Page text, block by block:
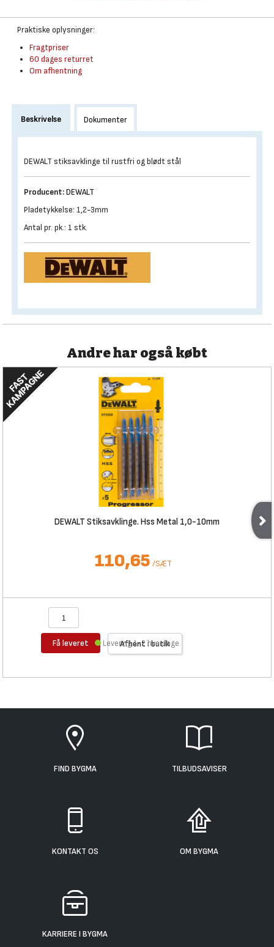
Praktiske oplysninger:
Fragtpriser
60 dages returret
Om afhentning
Beskrivelse Dokumenter
DEWALT stiksavklinge til rustfri og blødt stål
Producent:DEWALT
Pladetykkelse: 1,2-3mm
Antal pr. pk.: 1 stk.
Andre har også købt
DEWALT Stiksavklinge. Hss Metal 1,0-10mm
110,65 /SÆT
Få leveret Afhent i butik
Levering 1-2 hverdage
FIND BYGMA TILBUDSAVISER
KONTAKT OS OM BYGMA
KARRIERE I BYGMA